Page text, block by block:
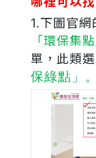
1.下圖官
「環保集點
單，此類
保綠點」。